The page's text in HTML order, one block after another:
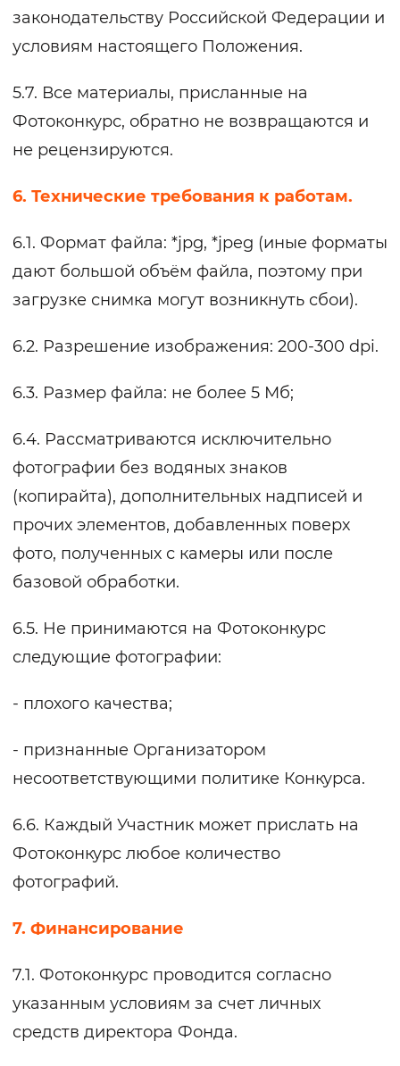
законодательству Российской Федерации и
условиям настоящего Положения.
5.7. Все материалы, присланные на
Фотоконкурс, обратно не возвращаются и
не рецензируются.
6. Технические требования к работам.
6.1. Формат файла: *jpg, *jpeg (иные форматы
дают большой объём файла, поэтому при
загрузке снимка могут возникнуть сбои).
6.2. Разрешение изображения: 200-300 dpi.
6.3. Размер файла: не более 5 Мб;
6.4. Рассматриваются исключительно
фотографии без водяных знаков
(копирайта), дополнительных надписей и
прочих элементов, добавленных поверх
фото, полученных с камеры или после
базовой обработки.
6.5. Не принимаются на Фотоконкурс
следующие фотографии:
- плохого качества;
- признанные Организатором
несоответствующими политике Конкурса.
6.6. Каждый Участник может прислать на
Фотоконкурс любое количество
фотографий.
7. Финансирование
7.1. Фотоконкурс проводится согласно
указанным условиям за счет личных
средств директора Фонда.